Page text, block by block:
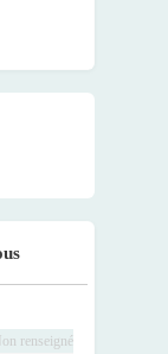
renseigné